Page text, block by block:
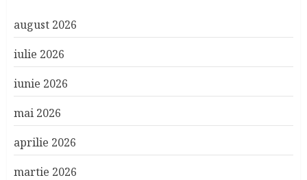
august 2026
iulie 2026
iunie 2026
mai 2026
aprilie 2026
martie 2026